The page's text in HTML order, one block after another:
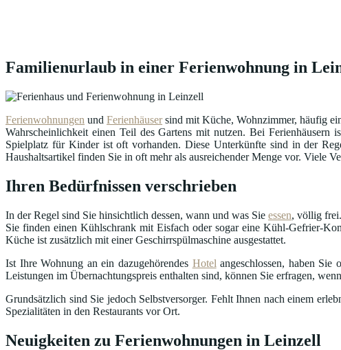
Familienurlaub in einer Ferienwohnung in
Ferienwohnungen undFerienhäusersind mit Küche, Wohnzimmer, häufig
Wahrscheinlichkeit einen Teil des Gartens mit nutzen. Bei
Spielplatz für Kinder ist oft vorhanden. Diese Unterkünfte sind in der
Haushaltsartikel finden Sie in oft mehr als ausreichender Menge vor. Viele
Ihren Bedürfnissen verschrieben
In der Regel sind Sie hinsichtlich dessen, wann und was Sie essen, völlig
Sie finden einen Kühlschrank mit Eisfach oder sogar eine Kühl-Gefrier-
Küche ist zusätzlich mit einer Geschirrspülmaschine ausgestattet.
Ist Ihre Wohnung an ein dazugehörendes Hotel angeschlossen, haben
Leistungen im Übernachtungspreis enthalten sind, können Sie erfragen,
Grundsätzlich sind Sie jedoch Selbstversorger. Fehlt Ihnen nach einem
Spezialitäten in den Restaurants vor Ort.
Neuigkeiten zu Ferienwohnungen in Leinzell